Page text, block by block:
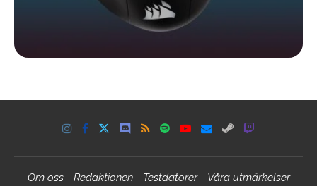
Om oss Redaktionen Testdatorer Våra utmärkelser